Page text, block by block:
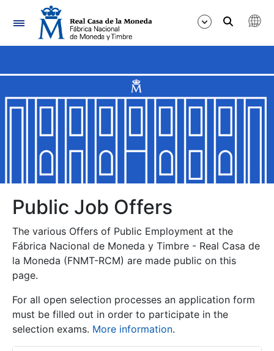
Navigation
Show/Hide
Show/Hide
Show/Hide
Show/Hide
Show/Hide
Public Job Offers
The various Offers of Public Employment at the
Fábrica Nacional de Moneda y Timbre - Real Casa de
la Moneda (FNMT-RCM) are made public on this
page.
For all open selection processes an application form
must be filled out in order to participate in the
selection exams. More information.